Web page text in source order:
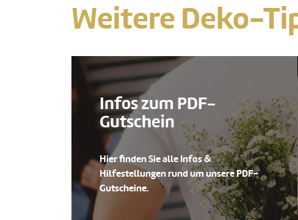
Weitere Deko-
Infos zum PDF-
Gutschein
Hier finden Sie alle Infos &
Hilfestellungen rund um unsere PDF-
Gutscheine.